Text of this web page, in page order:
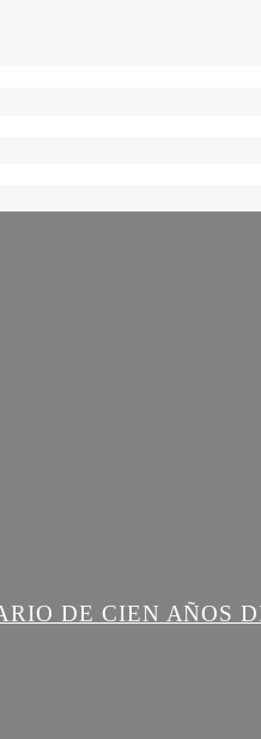
DE CIEN AÑOS